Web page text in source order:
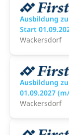
Ausbildung
Start
Wackersdorf
Ausbildung
01.09.2027
Wackersdorf